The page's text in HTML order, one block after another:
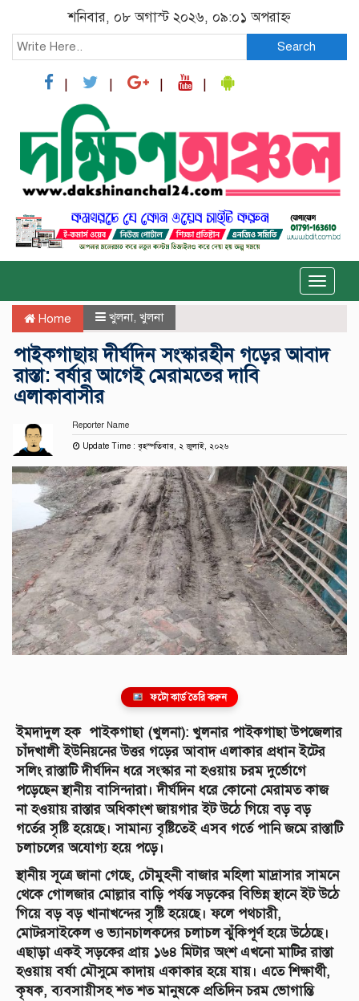
শনিবার, ০৮ অগাস্ট ২০২৬, ০৯:০১ অপরাহ্ন
Search
Toggle
Home খুলনা, খুলনা
‎পাইকগাছায় দীর্ঘদিন সংস্কারহীন গড়ের আবাদ
রাস্তা: বর্ষার আগেই মেরামতের দাবি
এলাকাবাসীর
Reporter Name
Update Time : বৃহস্পতিবার, ২ জুলাই, ২০২৬
ফটো কার্ড তৈরি করুন
‎ইমদাদুল হক পাইকগাছা (খুলনা): ‎খুলনার পাইকগাছা উপজেলার
চাঁদখালী ইউনিয়নের উত্তর গড়ের আবাদ এলাকার প্রধান ইটের
সলিং রাস্তাটি দীর্ঘদিন ধরে সংস্কার না হওয়ায় চরম দুর্ভোগে
পড়েছেন স্থানীয় বাসিন্দারা। দীর্ঘদিন ধরে কোনো মেরামত কাজ
না হওয়ায় রাস্তার অধিকাংশ জায়গার ইট উঠে গিয়ে বড় বড়
গর্তের সৃষ্টি হয়েছে। সামান্য বৃষ্টিতেই এসব গর্তে পানি জমে রাস্তাটি
চলাচলের অযোগ্য হয়ে পড়ে।
‎স্থানীয় সূত্রে জানা গেছে, চৌমুহনী বাজার মহিলা মাদ্রাসার সামনে
থেকে গোলজার মোল্লার বাড়ি পর্যন্ত সড়কের বিভিন্ন স্থানে ইট উঠে
গিয়ে বড় বড় খানাখন্দের সৃষ্টি হয়েছে। ফলে পথচারী,
মোটরসাইকেল ও ভ্যানচালকদের চলাচল ঝুঁকিপূর্ণ হয়ে উঠেছে।
এছাড়া একই সড়কের প্রায় ১৬৪ মিটার অংশ এখনো মাটির রাস্তা
হওয়ায় বর্ষা মৌসুমে কাদায় একাকার হয়ে যায়। এতে শিক্ষার্থী,
কৃষক, ব্যবসায়ীসহ শত শত মানুষকে প্রতিদিন চরম ভোগান্তি